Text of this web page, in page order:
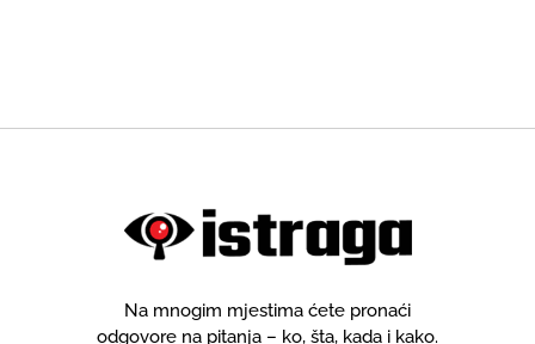
Na mnogim mjestima ćete pronaći
odgovore na pitanja – ko, šta, kada i kako.